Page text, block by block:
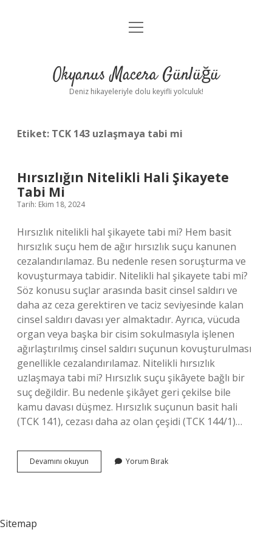
Anasayfa
Yasal Uyarı
menüyü
Okyanus Macera Günlüğü
Deniz hikayeleriyle dolu keyifli yolculuk!
Etiket: TCK 143 uzlaşmaya tabi mi
Hırsızlığın Nitelikli Hali Şikayete
Tabi Mi
Tarih: Ekim 18, 2024
Hırsızlık nitelikli hal şikayete tabi mi? Hem basit
hırsızlık suçu hem de ağır hırsızlık suçu kanunen
cezalandırılamaz. Bu nedenle resen soruşturma ve
kovuşturmaya tabidir. Nitelikli hal şikayete tabi mi?
Söz konusu suçlar arasında basit cinsel saldırı ve
daha az ceza gerektiren ve taciz seviyesinde kalan
cinsel saldırı davası yer almaktadır. Ayrıca, vücuda
organ veya başka bir cisim sokulmasıyla işlenen
ağırlaştırılmış cinsel saldırı suçunun kovuşturulması
genellikle cezalandırılamaz. Nitelikli hırsızlık
uzlaşmaya tabi mi? Hırsızlık suçu şikâyete bağlı bir
suç değildir. Bu nedenle şikâyet geri çekilse bile
kamu davası düşmez. Hırsızlık suçunun basit hali
(TCK 141), cezası daha az olan çeşidi (TCK 144/1)…
Devamını okuyun Hırsızlığın
Nitelikli
Yorum Bırak
Sitemap